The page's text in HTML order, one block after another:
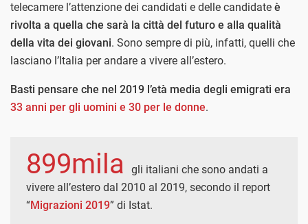
telecamere l’attenzione dei candidati e delle candidate è
rivolta a quella che sarà la città del futuro e alla qualità
della vita dei giovani. Sono sempre di più, infatti, quelli che
lasciano l’Italia per andare a vivere all’estero.
Basti pensare che nel 2019 l’età media degli emigrati era
33 anni per gli uomini e 30 per le donne.
899mila
gli italiani che sono andati a
vivere all’estero dal 2010 al 2019, secondo il report
“Migrazioni 2019” di Istat.